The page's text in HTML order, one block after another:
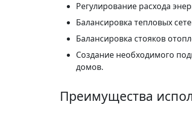
Регулирование расхода
Балансировка тепловых
Балансировка стояков
Создание необходимого
домов.
Преимущества